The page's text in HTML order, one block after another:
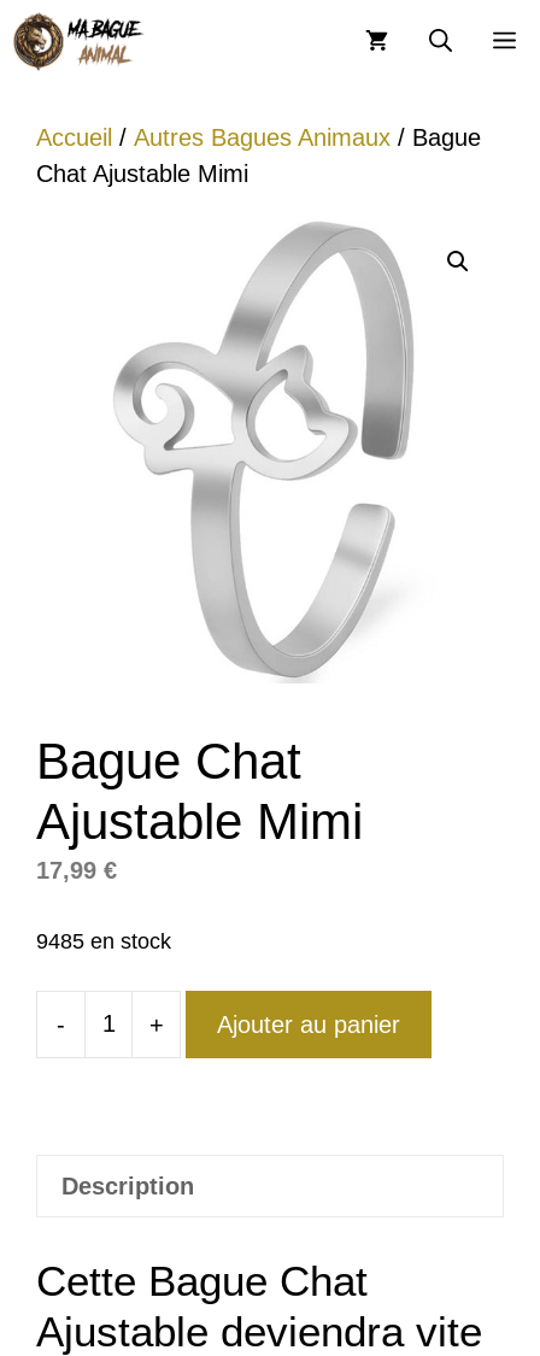
Aller
au
Accueil / Autres Bagues Animaux / Bague
Chat Ajustable Mimi
Bague Chat
Ajustable Mimi
17,99 €
9485 en stock
-
quantité
Ajustable
+ Ajouter au panier
Description
Cette Bague Chat
Ajustable deviendra vite